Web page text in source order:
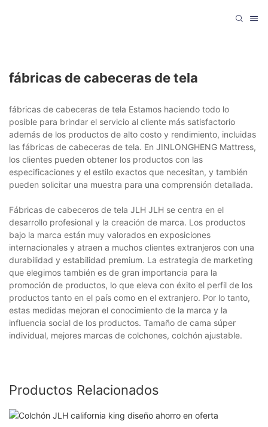
fábricas de cabeceras de tela
fábricas de cabeceras de tela Estamos haciendo todo lo
posible para brindar el servicio al cliente más satisfactorio
además de los productos de alto costo y rendimiento, incluidas
las fábricas de cabeceras de tela. En JINLONGHENG Mattress,
los clientes pueden obtener los productos con las
especificaciones y el estilo exactos que necesitan, y también
pueden solicitar una muestra para una comprensión detallada.
Fábricas de cabeceros de tela JLH JLH se centra en el
desarrollo profesional y la creación de marca. Los productos
bajo la marca están muy valorados en exposiciones
internacionales y atraen a muchos clientes extranjeros con una
durabilidad y estabilidad premium. La estrategia de marketing
que elegimos también es de gran importancia para la
promoción de productos, lo que eleva con éxito el perfil de los
productos tanto en el país como en el extranjero. Por lo tanto,
estas medidas mejoran el conocimiento de la marca y la
influencia social de los productos. Tamaño de cama súper
individual, mejores marcas de colchones, colchón ajustable.
Productos Relacionados